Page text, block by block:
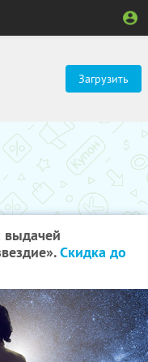
Загрузить
выдачей
Скидка до